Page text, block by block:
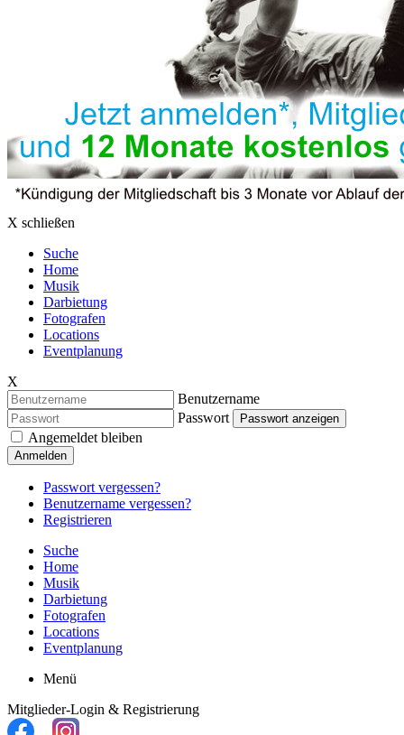
X schließen
Suche
Home
Musik
Darbietung
Fotografen
Locations
Eventplanung
X
Benutzername
Passwort
Passwort anzeigen
Angemeldet bleiben
Anmelden
Passwort vergessen?
Benutzername vergessen?
Registrieren
Suche
Home
Musik
Darbietung
Fotografen
Locations
Eventplanung
Menü
Mitglieder-Login & Registrierung